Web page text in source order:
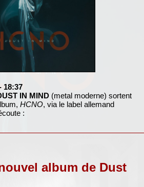
18:37
IN MIND(metal moderne) sortent
HCNO, via le label allemand
:
album de Dust